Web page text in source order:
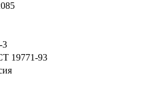
3
19771-93